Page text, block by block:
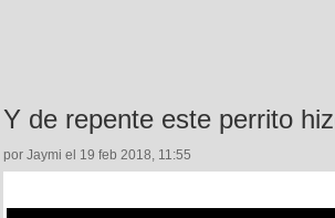
Y de repente este perrito
por Jaymi el 19 feb 2018, 11:55